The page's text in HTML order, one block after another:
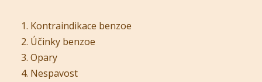
Kontraindikace benzoe
Účinky benzoe
Opary
Nespavost